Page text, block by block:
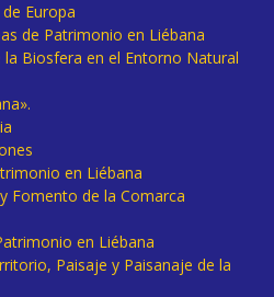
Europa
de Patrimonio en Liébana
la Biosfera en el Entorno Natural
en Liébana
Fomento de la Comarca
en Liébana
Paisaje y Paisanaje de la